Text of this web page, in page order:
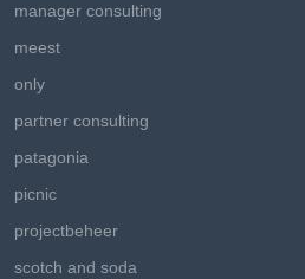
manager consulting
meest
only
partner consulting
patagonia
picnic
projectbeheer
scotch and soda